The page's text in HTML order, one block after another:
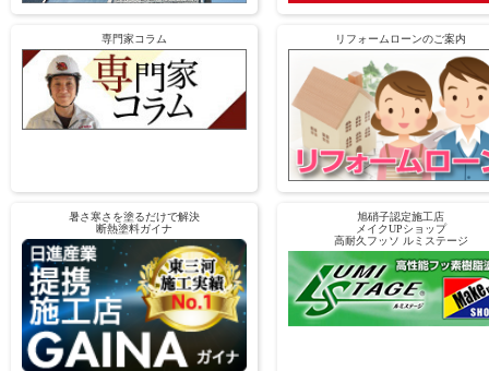
専門家コラム リフォームローンのご案内
暑さ寒さを塗るだけで解決
断熱塗料ガイナ
旭硝子認定施工店
メイクUPショップ
高耐久フッソ ルミステージ